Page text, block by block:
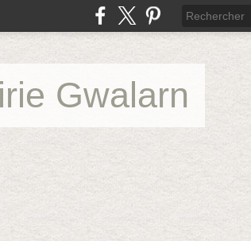
Gwalarn